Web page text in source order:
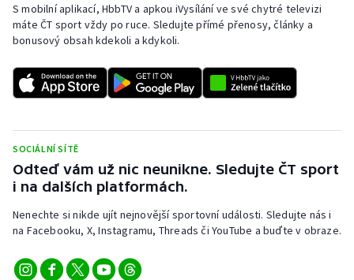
S mobilní aplikací, HbbTV a apkou iVysílání ve své chytré televizi
máte ČT sport vždy po ruce. Sledujte přímé přenosy, články a
bonusový obsah kdekoli a kdykoli.
SOCIÁLNÍ SÍTĚ
Odteď vám už nic neunikne. Sledujte ČT sport
i na dalších platformách.
Nenechte si nikde ujít nejnovější sportovní události. Sledujte nás i
na Facebooku, X, Instagramu, Threads či YouTube a buďte v obraze.